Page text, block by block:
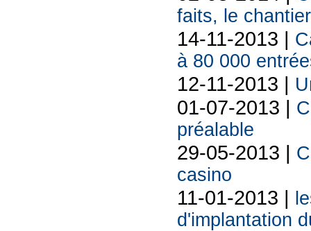
faits, le
14-11-2013 |
à 80 000
12-11-2013 |
01-07-2013 |
préalable
29-05-2013 |
casino
11-01-2013 |
d'implantation